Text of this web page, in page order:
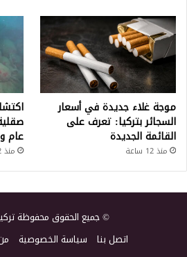
موجة غلاء جديدة في أسعار
السجائر بتركيا: تعرف على
القائمة الجديدة
منذ 12 ساعة
عام
منذ 12 ساعة
© جميع الحقوق محفوظة تركيا
اتصل بنا سياسة الخصوصية